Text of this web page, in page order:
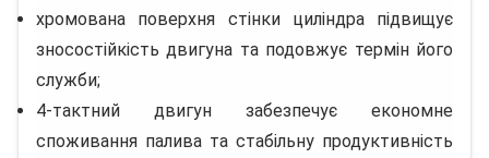
хромована поверхня стінки циліндра підвищує
зносостійкість двигуна та подовжує термін його
служби;
4-тактний двигун забезпечує економне
споживання палива та стабільну продуктивність